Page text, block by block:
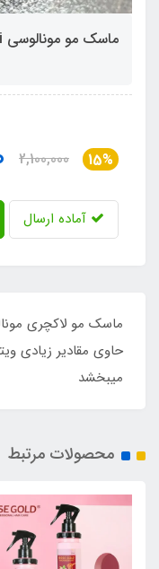
ماسک مو مونالوسی Monalusi
15%
2,100,000
آماده ارسال
ماسک مو لاکچری
حاوی مقادیر زیادی
میبخشد
محصولات مرتبط
15٪